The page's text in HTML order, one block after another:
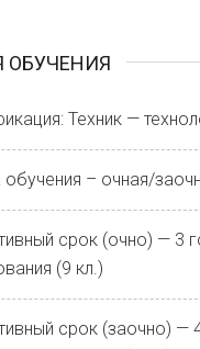
ОБУЧЕНИЯ
Техник —
– очная/
срок (очно) — 3
(9 кл.)
срок (заочно) —